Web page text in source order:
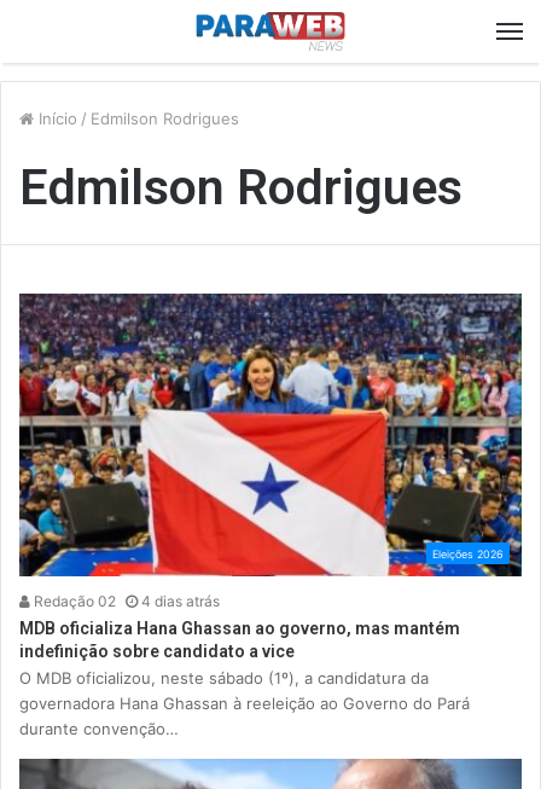
Início / Edmilson Rodrigues
Edmilson Rodrigues
Eleições 2026
Redação 02 4 dias atrás
MDB oficializa Hana Ghassan ao governo, mas mantém
indefinição sobre candidato a vice
O MDB oficializou, neste sábado (1º), a candidatura da
governadora Hana Ghassan à reeleição ao Governo do Pará
durante convenção…